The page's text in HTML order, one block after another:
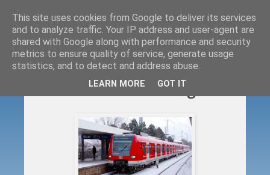
2012. 04. 25.
Nem lesz második alagút
This site uses cookies from Google to deliver its services
and to analyze traffic. Your IP address and user-agent are
shared with Google along with performance and security
metrics to ensure quality of service, generate usage
statistics, and to detect and address abuse.
LEARN MORE GOT IT